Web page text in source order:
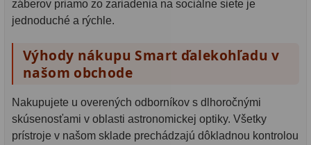
Redukcia 1,25" a 2"17
Okulárové výťahy a ostrenie1
Binohlavy3
Nevadí
Priemer
objektívu:
mm
záberov priamo zo zariadenia na sociálne siete je
jednoduché a rýchle.
Výhody nákupu Smart ďalekohľadu v
našom obchode
Nakupujete u overených odborníkov s dlhoročnými
skúsenosťami v oblasti astronomickej optiky. Všetky
prístroje v našom sklade prechádzajú dôkladnou kontrolou